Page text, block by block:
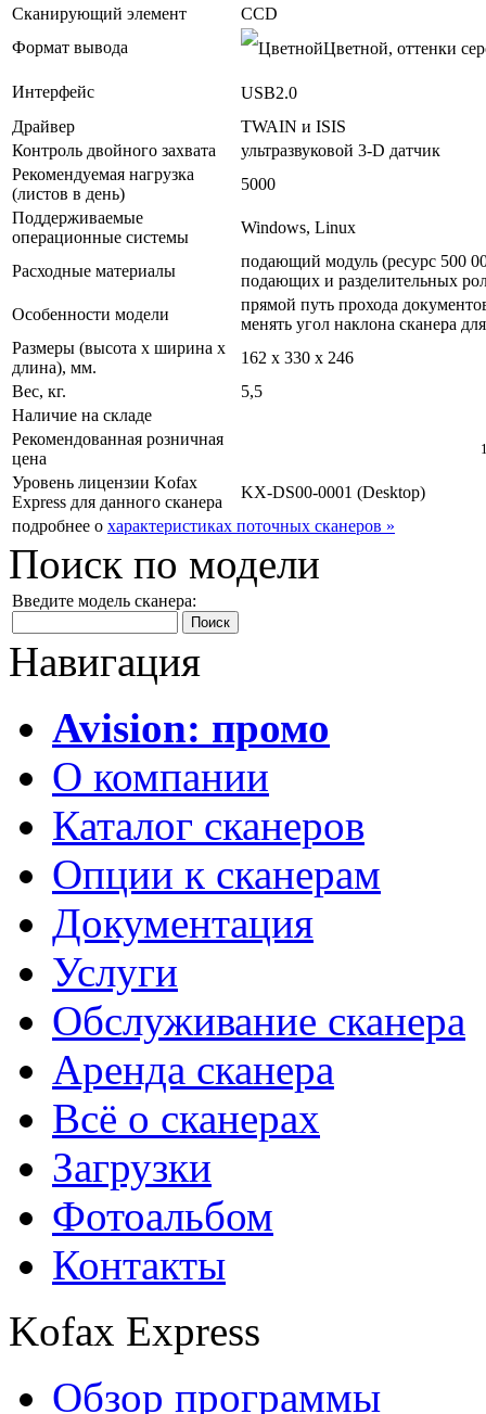
Сканирующий элемент
CCD
Формат вывода
Цветной, оттенки
Интерфейс
USB2.0
Драйвер
TWAIN и ISIS
Контроль двойного захвата
ультразвуковой 3-D датчик
Рекомендуемая нагрузка
(листов в день)
5000
Поддерживаемые
операционные системы
Windows, Linux
Расходные материалы
подающий модуль (ресурс 500
подающих и разделительных
Особенности модели
прямой путь прохода
менять угол наклона сканера
Размеры (высота х ширина х
длина), мм.
162 x 330 x 246
Вес, кг.
5,5
Наличие на складе
Рекомендованная розничная
цена
Уровень лицензии Kofax
Express для данного сканера
KX-DS00-0001 (Desktop)
подробнее о характеристиках поточных сканеров »
Поиск по модели
Введите модель сканера:
Навигация
Avision: промо
О компании
Каталог сканеров
Опции к сканерам
Документация
Услуги
Обслуживание сканера
Аренда сканера
Всё о сканерах
Загрузки
Фотоальбом
Контакты
Kofax Express
Обзор программы